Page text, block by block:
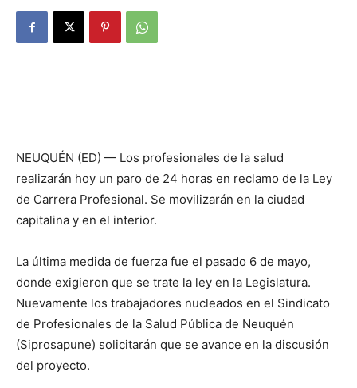
NEUQUÉN (ED) — Los profesionales de la salud
realizarán hoy un paro de 24 horas en reclamo de la Ley
de Carrera Profesional. Se movilizarán en la ciudad
capitalina y en el interior.
La última medida de fuerza fue el pasado 6 de mayo,
donde exigieron que se trate la ley en la Legislatura.
Nuevamente los trabajadores nucleados en el Sindicato
de Profesionales de la Salud Pública de Neuquén
(Siprosapune) solicitarán que se avance en la discusión
del proyecto.